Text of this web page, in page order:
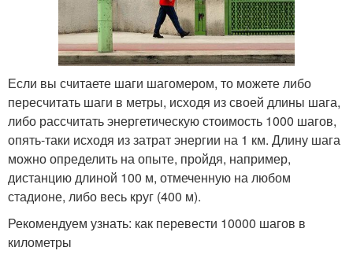
Если вы считаете шаги шагомером, то можете либо
пересчитать шаги в метры, исходя из своей длины шага,
либо рассчитать энергетическую стоимость 1000 шагов,
опять-таки исходя из затрат энергии на 1 км. Длину шага
можно определить на опыте, пройдя, например,
дистанцию длиной 100 м, отмеченную на любом
стадионе, либо весь круг (400 м).
Рекомендуем узнать: как перевести 10000 шагов в
километры